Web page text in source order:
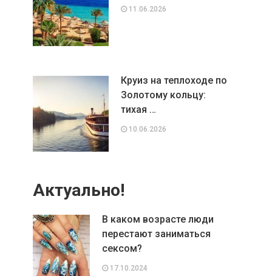
11.06.2026
Круиз на теплоходе по
Золотому кольцу:
тихая …
10.06.2026
Актуально!
В каком возрасте люди
перестают заниматься
сексом?
17.10.2024